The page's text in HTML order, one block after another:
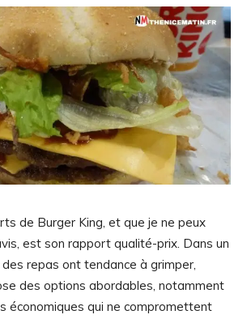
de Burger King, et que je ne peux
est son rapport qualité-prix. Dans un
repas ont tendance à grimper,
des options abordables, notamment
économiques qui ne compromettent